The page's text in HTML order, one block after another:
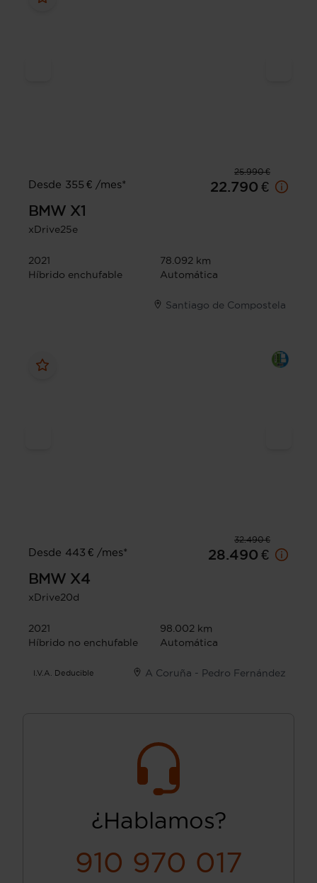
25.990 €
Desde 355 € /mes*
22.790 €
BMW X1
xDrive25e
2021
78.092 km
Híbrido enchufable
Automática
Santiago de Compostela
32.490 €
Desde 443 € /mes*
28.490 €
BMW X4
xDrive20d
2021
98.002 km
Híbrido no enchufable
Automática
I.V.A. Deducible A Coruña - Pedro Fernández
¿Hablamos?
910 970 017